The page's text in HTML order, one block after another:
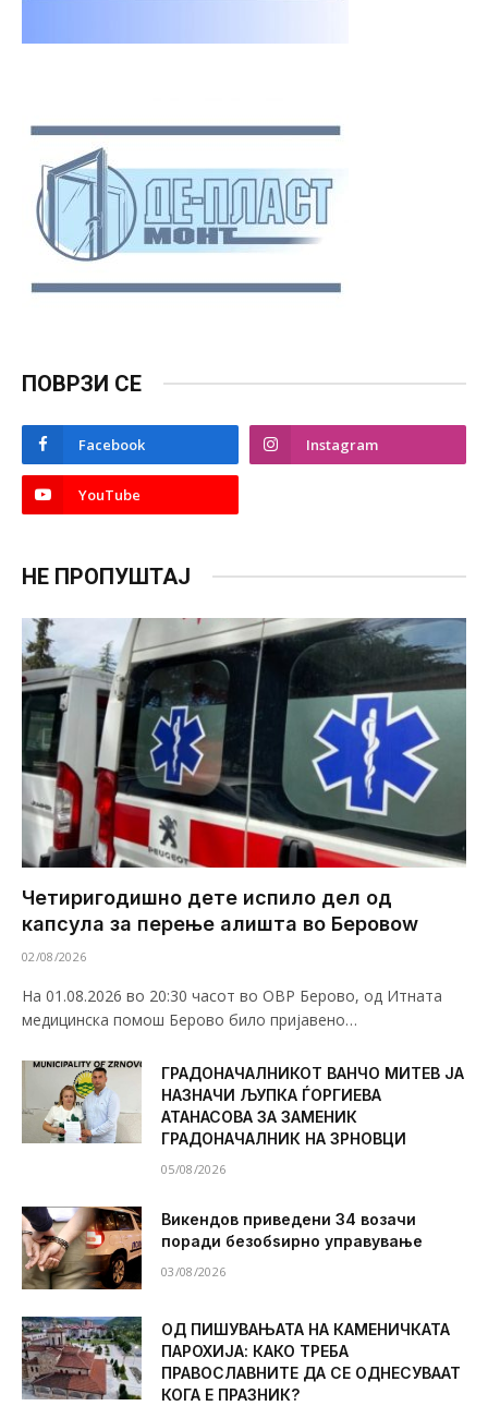
ПОВРЗИ СЕ
Facebook Instagram
YouTube
НЕ ПРОПУШТАЈ
Четиригодишно дете испило дел од
капсула за перење алишта во Беровоw
02/08/2026
На 01.08.2026 во 20:30 часот во ОВР Берово, од Итната
медицинска помош Берово било пријавено…
ГРАДОНАЧАЛНИКОТ ВАНЧО МИТЕВ ЈА
НАЗНАЧИ ЉУПКА ЃОРГИЕВА
АТАНАСОВА ЗА ЗАМЕНИК
ГРАДОНАЧАЛНИК НА ЗРНОВЦИ
05/08/2026
Викендов приведени 34 возачи
поради безобѕирно управување
03/08/2026
ОД ПИШУВАЊАТА НА КАМЕНИЧКАТА
ПАРОХИЈА: КАКО ТРЕБА
ПРАВОСЛАВНИТЕ ДА СЕ ОДНЕСУВААТ
КОГА Е ПРАЗНИК?